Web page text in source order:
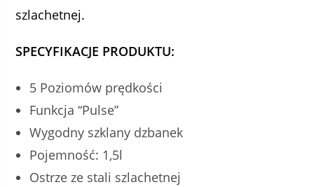
szlachetnej.
SPECYFIKACJE PRODUKTU:
5 Poziomów prędkości
Funkcja “Pulse”
Wygodny szklany dzbanek
Pojemność: 1,5l
Ostrze ze stali szlachetnej